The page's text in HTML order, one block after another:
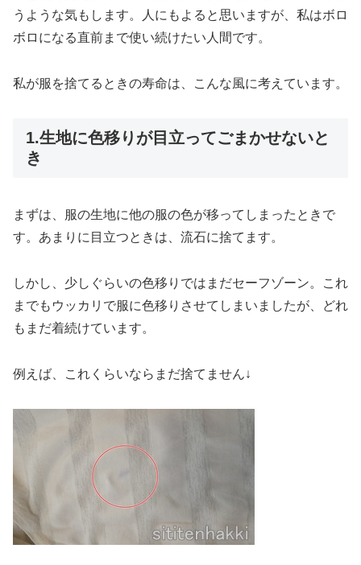
うような気もします。人にもよると思いますが、私はボロ
ボロになる直前まで使い続けたい人間です。
私が服を捨てるときの寿命は、こんな風に考えています。
1.生地に色移りが目立ってごまかせないと
き
まずは、服の生地に他の服の色が移ってしまったときで
す。あまりに目立つときは、流石に捨てます。
しかし、少しぐらいの色移りではまだセーフゾーン。これ
までもウッカリで服に色移りさせてしまいましたが、どれ
もまだ着続けています。
例えば、これくらいならまだ捨てません↓